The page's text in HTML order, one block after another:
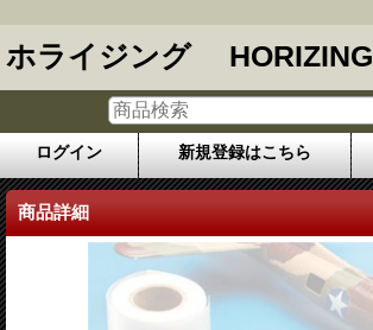
ホライジング HORIZING
ログイン 新規登録はこちら
商品詳細